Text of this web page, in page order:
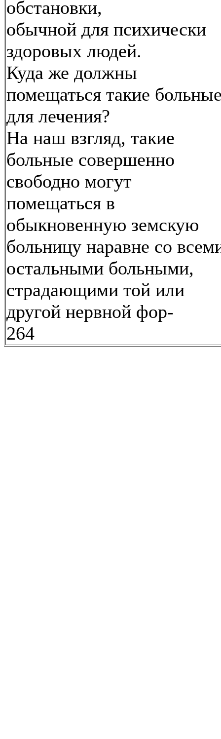
обстановки,
обычной для психически
здоровых людей.
Куда же должны
помещаться такие
для лечения?
На наш взгляд, такие
больные совершенно
свободно могут
помещаться в
обыкновенную земскую
больницу наравне со
остальными больными,
страдающими той или
другой нервной фор-
264